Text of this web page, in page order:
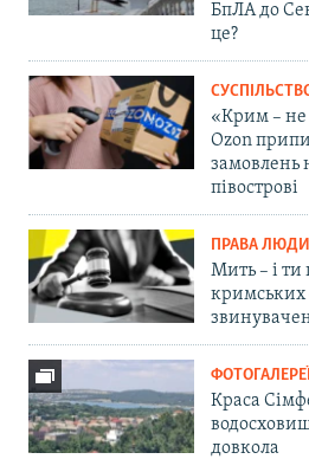
БпЛА до
це?
«Крим – не
Ozon
замовлень
півострові
ПРАВА
Мить – і
кримських
ФОТОГАЛЕРЕЇ
Краса
довкола